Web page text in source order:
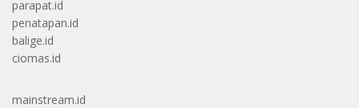
parapat.id
penatapan.id
balige.id
ciomas.id
mainstream.id